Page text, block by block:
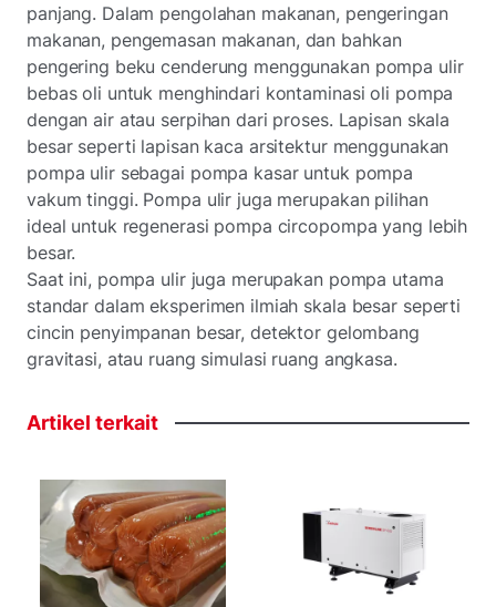
panjang. Dalam pengolahan makanan, pengeringan
makanan, pengemasan makanan, dan bahkan
pengering beku cenderung menggunakan pompa ulir
bebas oli untuk menghindari kontaminasi oli pompa
dengan air atau serpihan dari proses. Lapisan skala
besar seperti lapisan kaca arsitektur menggunakan
pompa ulir sebagai pompa kasar untuk pompa
vakum tinggi. Pompa ulir juga merupakan pilihan
ideal untuk regenerasi pompa circopompa yang lebih
besar.
Saat ini, pompa ulir juga merupakan pompa utama
standar dalam eksperimen ilmiah skala besar seperti
cincin penyimpanan besar, detektor gelombang
gravitasi, atau ruang simulasi ruang angkasa.
Artikel terkait